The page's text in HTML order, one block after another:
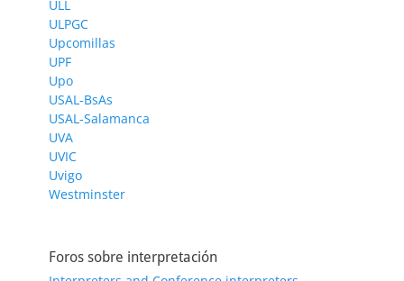
ULL
ULPGC
Upcomillas
UPF
Upo
USAL-BsAs
USAL-Salamanca
UVA
UVIC
Uvigo
Westminster
Foros sobre interpretación